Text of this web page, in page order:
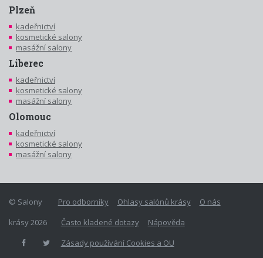
Plzeň
kadeřnictví
kosmetické salony
masážní salony
Liberec
kadeřnictví
kosmetické salony
masážní salony
Olomouc
kadeřnictví
kosmetické salony
masážní salony
Pro odborníky Ohlasy salónů krásy
O nás
Často kladené dotazy
Nápověda
Zásady používání Cookies a OU
© Salony
krásy 2026